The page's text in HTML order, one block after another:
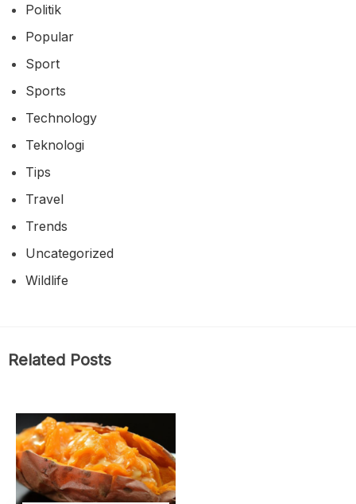
Politik
Popular
Sport
Sports
Technology
Teknologi
Tips
Travel
Trends
Uncategorized
Wildlife
Related Posts